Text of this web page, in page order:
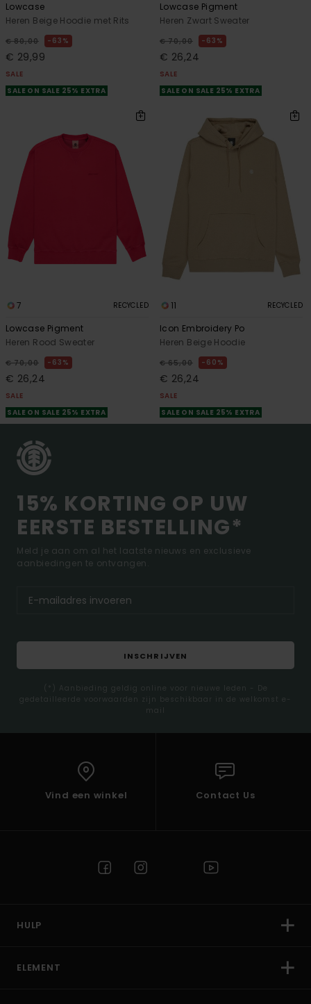
Lowcase
Heren Beige Hoodie met Rits
€ 80,00 63%
€ 29,99
SALE
SALE ON SALE 25% EXTRA
Lowcase Pigment
Heren Zwart Sweater
€ 70,00 63%
€ 26,24
SALE
SALE ON SALE 25% EXTRA
7 RECYCLED
Lowcase Pigment
Heren Rood Sweater
€ 70,00 63%
€ 26,24
SALE
SALE ON SALE 25% EXTRA
11 RECYCLED
Icon Embroidery Po
Heren Beige Hoodie
€ 65,00 60%
€ 26,24
SALE
SALE ON SALE 25% EXTRA
15% KORTING OP UW
EERSTE BESTELLING*
Meld je aan om al het laatste nieuws en exclusieve
aanbiedingen te ontvangen.
INSCHRIJVEN
(*) Aanbieding geldig online voor nieuwe leden - De
gedetailleerde voorwaarden zijn beschikbaar in de welkomst e-
mail
Vind een winkel Contact Us
HULP
ELEMENT